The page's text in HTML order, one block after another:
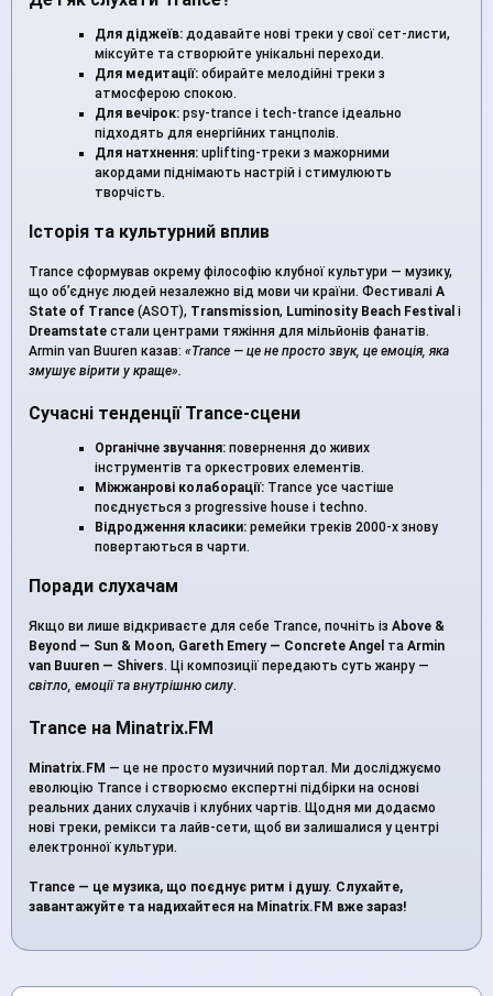
Для діджеїв: додавайте нові треки у свої сет-листи,
міксуйте та створюйте унікальні переходи.
Для медитації: обирайте мелодійні треки з
атмосферою спокою.
Для вечірок: psy-trance і tech-trance ідеально
підходять для енергійних танцполів.
Для натхнення: uplifting-треки з мажорними
акордами піднімають настрій і стимулюють
творчість.
Історія та культурний вплив
Trance сформував окрему філософію клубної культури — музику,
що об’єднує людей незалежно від мови чи країни. Фестивалі A
State of Trance (ASOT), Transmission, Luminosity Beach Festival і
Dreamstate стали центрами тяжіння для мільйонів фанатів.
Armin van Buuren казав: «Trance — це не просто звук, це емоція, яка
змушує вірити у краще».
Сучасні тенденції Trance-сцени
Органічне звучання: повернення до живих
інструментів та оркестрових елементів.
Міжжанрові колаборації: Trance усе частіше
поєднується з progressive house і techno.
Відродження класики: ремейки треків 2000-х знову
повертаються в чарти.
Поради слухачам
Якщо ви лише відкриваєте для себе Trance, почніть із Above &
Beyond — Sun & Moon, Gareth Emery — Concrete Angel та Armin
van Buuren — Shivers. Ці композиції передають суть жанру —
світло, емоції та внутрішню силу.
Trance на Minatrix.FM
Minatrix.FM — це не просто музичний портал. Ми досліджуємо
еволюцію Trance і створюємо експертні підбірки на основі
реальних даних слухачів і клубних чартів. Щодня ми додаємо
нові треки, ремікси та лайв-сети, щоб ви залишалися у центрі
електронної культури.
Trance — це музика, що поєднує ритм і душу. Слухайте,
завантажуйте та надихайтеся на Minatrix.FM вже зараз!